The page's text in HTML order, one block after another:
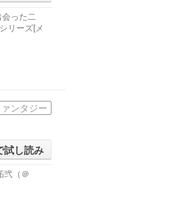
会った二
リーズ[メ
ンタジー
試し読み
弐（＠